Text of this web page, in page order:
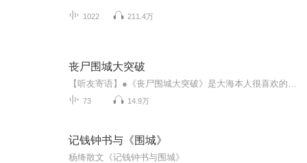
1022 211.4万
丧尸围城大突破
73 14.9万
记钱钟书与《围城》
杨绛散文《记钱钟书与围城》